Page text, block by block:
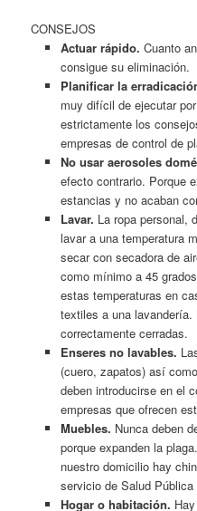
CONSEJOS
Actuar rápido. Cuanto
consigue su eliminación.
Planificar la
muy difícil de ejecutar
estrictamente los
empresas de control de
No usar aerosoles
efecto contrario. Porque
estancias y no acaban
Lavar. La ropa personal,
lavar a una temperatura
secar con secadora de
como mínimo a 45
estas temperaturas en
textiles a una
correctamente cerradas.
Enseres no lavables.
(cuero, zapatos) así
deben introducirse en el
empresas que ofrecen
Muebles. Nunca deben
porque expanden la
nuestro domicilio hay
servicio de Salud
Hogar o habitación.